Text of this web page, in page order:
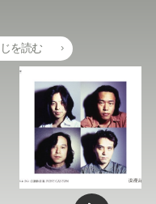
を読む